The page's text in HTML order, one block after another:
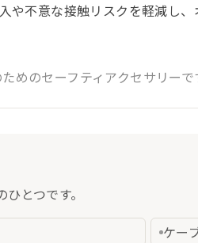
不意な接触リスクを軽減し
のセーフティアクセサリーで
とつです。
ケー